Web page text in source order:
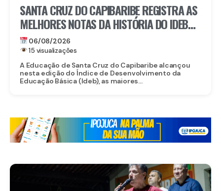
SANTA CRUZ DO CAPIBARIBE REGISTRA AS
MELHORES NOTAS DA HISTÓRIA DO IDEB
NA REDE MUNICIPAL
06/08/2026
15 visualizações
A Educação de Santa Cruz do Capibaribe alcançou
nesta edição do Índice de Desenvolvimento da
Educação Básica (Ideb), as maiores...